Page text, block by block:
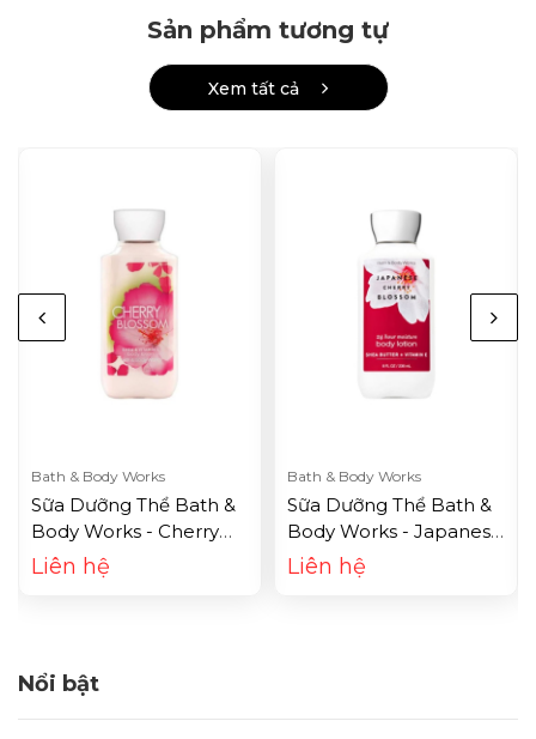
Sản phẩm tương tự
Xem tất cả
Bath & Body Works
Sữa Dưỡng Thể Bath &
Body Works - Cherry
Blossom (236ml)
Liên hệ
Bath & Body Works
Sữa Dưỡng Thể Bath &
Body Works - Japanese
Cherry Blossom (236ml)
Liên hệ
Nổi bật